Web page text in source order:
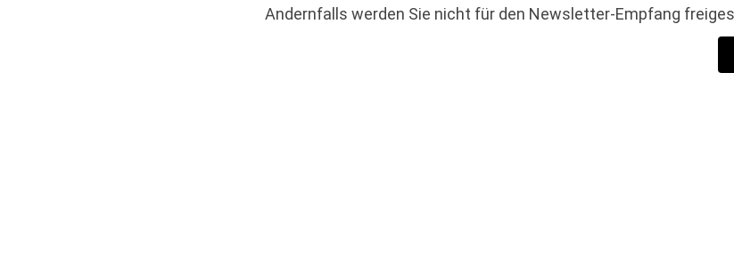
Andernfalls werden Sie nicht für den Newsletter-Empfang